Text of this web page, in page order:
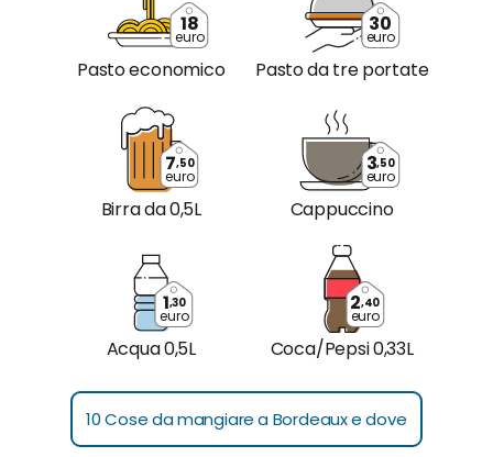
Pasto economico
18
euro
Pasto da tre portate
30
euro
Birra da 0,5L
7,50
euro
Cappuccino
3,50
euro
Acqua 0,5L
1,30
euro
Coca/Pepsi 0,33L
2,40
euro
10 Cose da mangiare a Bordeaux e dove